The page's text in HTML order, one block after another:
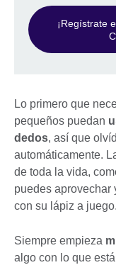
¡Regístrate
Lo primero que
pequeños puedan
dedos, así que
automáticamente.
de toda la vida,
puedes aprovechar
con su lápiz a juego.
Siempre empieza
algo con lo que